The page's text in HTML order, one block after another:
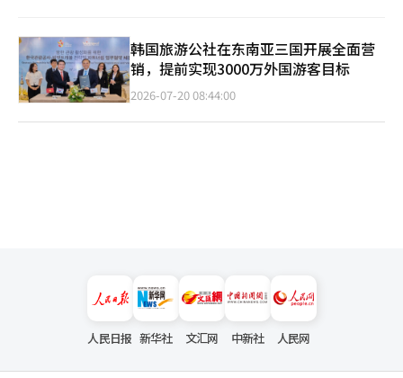
韩国旅游公社在东南亚三国开展全面营
销，提前实现3000万外国游客目标
2026-07-20 08:44:00
人民日报 新华社 文汇网 中新社 人民网